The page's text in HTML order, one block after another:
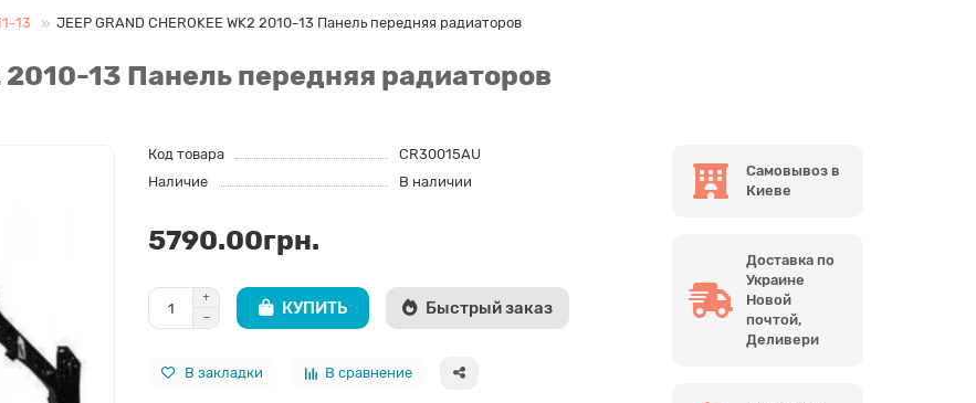
13 JEEP GRAND CHEROKEE WK2 2010-13 Панель передняя радиаторов
2010-13 Панель передняя радиаторов
Код товара
CR30015AU
Наличие
В наличии
5790.00грн.
КУПИТЬ Быстрый заказ
В закладки В сравнение
Самовывоз в
Киеве
Доставка по
Украине
Новой
почтой,
Деливери